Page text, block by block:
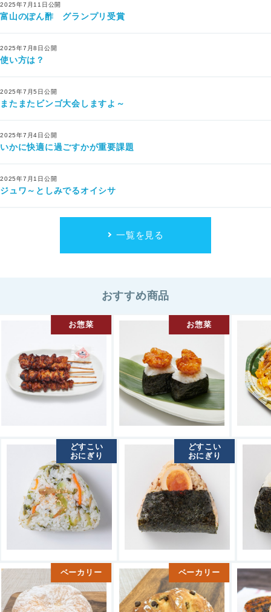
2025年7月11日公開
富山のぽん酢 グランプリ受賞
2025年7月8日公開
使い方は？
2025年7月5日公開
またまたビンゴ大会しますよ～
2025年7月4日公開
いかに快適に過ごすかが重要課題
2025年7月1日公開
ジュワ～としみでるオイシサ
一覧を見る
おすすめ商品
お惣菜 お惣菜
どすこい
おにぎり
どすこい
おにぎり
ベーカリー ベーカリー